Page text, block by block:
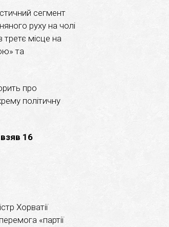
сегмент
руху на чолі
місце на
та
про
політичну
16
Хорватії
«партії